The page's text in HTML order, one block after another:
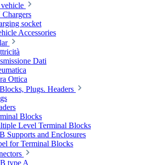
socket
Accessories
Dati
Ottica
Plugs. Headers
Blocks
Level Terminal Blocks
Supports and Enclosures
for Terminal Blocks
type A